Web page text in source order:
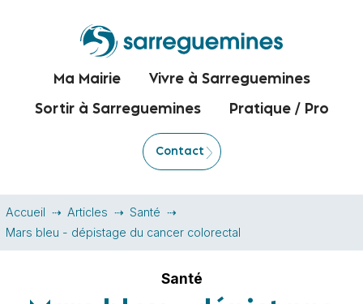
Ma Mairie Vivre à Sarreguemines
Sortir à Sarreguemines Pratique / Pro
Contact
Accueil Articles
Santé
Mars bleu - dépistage du cancer colorectal
Santé